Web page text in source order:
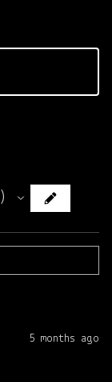
5 months ago